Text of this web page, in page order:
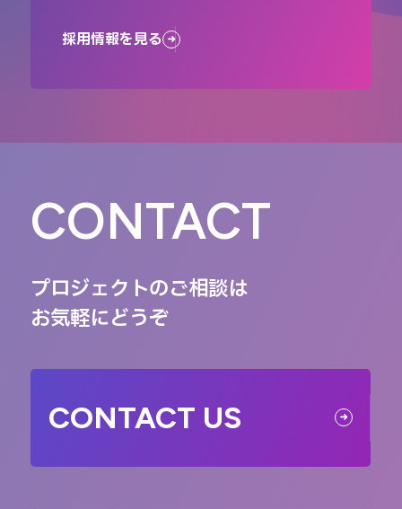
採用情報を見る
CONTACT
プロジェクトのご相談は
お気軽にどうぞ
CONTACT US